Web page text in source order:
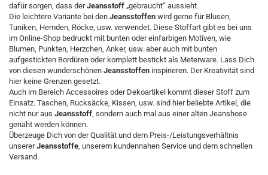
dafür sorgen, dass derJeansstoff „gebraucht“ aussieht.
Die leichtere Variante bei den Jeansstoffen wird gerne für Blusen,
Tuniken, Hemden, Röcke, usw. verwendet. Diese Stoffart gibt es bei uns
im Online-Shop bedruckt mit bunten oder einfarbigen Motiven, wie
Blumen, Punkten, Herzchen, Anker, usw. aber auch mit bunten
aufgestickten Bordüren oder komplett bestickt als Meterware. Lass Dich
von diesen wunderschönen Jeansstoffen inspirieren. Der Kreativität sind
hier keine Grenzen gesetzt.
Auch im Bereich Accessoires oder Dekoartikel kommt dieser Stoff zum
Einsatz. Taschen, Rucksäcke, Kissen, usw. sind hier beliebte Artikel, die
nicht nur aus Jeansstoff , sondern auch mal aus einer alten Jeanshose
genäht werden können.
Überzeuge Dich von der Qualität und dem Preis-/Leistungsverhältnis
unsererJeansstoffe , unserem kundennahen Service und dem schnellen
Versand.